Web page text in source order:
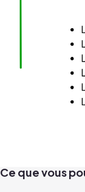
Ce que vous